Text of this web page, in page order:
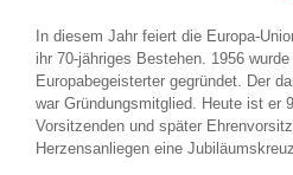
In diesem Jahr feiert die Europa-
ihr 70-jähriges Bestehen. 1956
Europabegeisterter gegründet. Der
war Gründungsmitglied. Heute ist er
Vorsitzenden und später
Herzensanliegen eine